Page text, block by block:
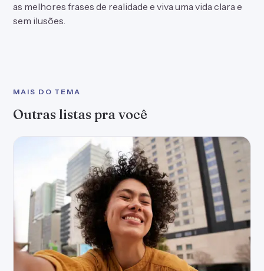
as melhores frases de realidade e viva uma vida clara e
sem ilusões.
MAIS DO TEMA
Outras listas pra você